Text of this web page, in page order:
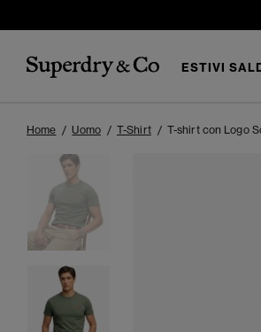
ESTIVI
Home Uomo T-Shirt T-shirt con Logo